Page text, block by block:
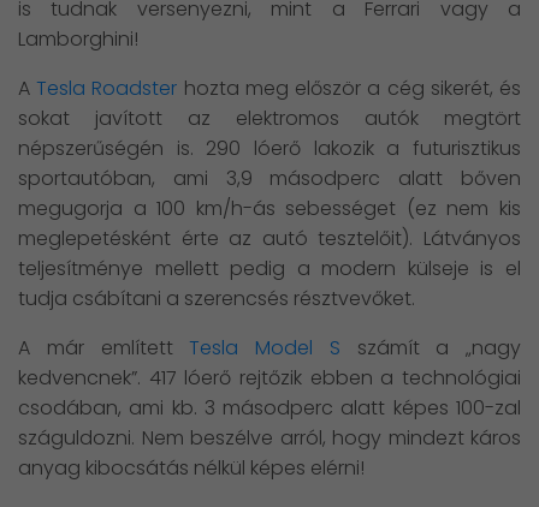
is tudnak versenyezni, mint a Ferrari vagy a
Lamborghini!
ATesla Roadster hozta meg először a cég sikerét, és
sokat javított az elektromos autók megtört
népszerűségén is. 290 lóerő lakozik a futurisztikus
sportautóban, ami 3,9 másodperc alatt bőven
megugorja a 100 km/h-ás sebességet (ez nem kis
meglepetésként érte az autó tesztelőit). Látványos
teljesítménye mellett pedig a modern külseje is el
tudja csábítani a szerencsés résztvevőket.
A már említettTesla Model S számít a „nagy
kedvencnek”. 417 lóerő rejtőzik ebben a technológiai
csodában, ami kb. 3 másodperc alatt képes 100-zal
száguldozni. Nem beszélve arról, hogy mindezt káros
anyag kibocsátás nélkül képes elérni!